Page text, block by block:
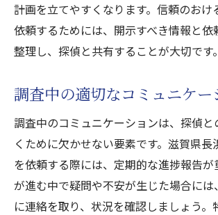
計画を立てやすくなります。信頼のおけ
依頼するためには、開示すべき情報と依
整理し、探偵と共有することが大切です。
調査中の適切なコミュニケ
調査中のコミュニケーションは、探偵
くために欠かせない要素です。滋賀県長
を依頼する際には、定期的な進捗報告が
が進む中で疑問や不安が生じた場合には
に連絡を取り、状況を確認しましょう。